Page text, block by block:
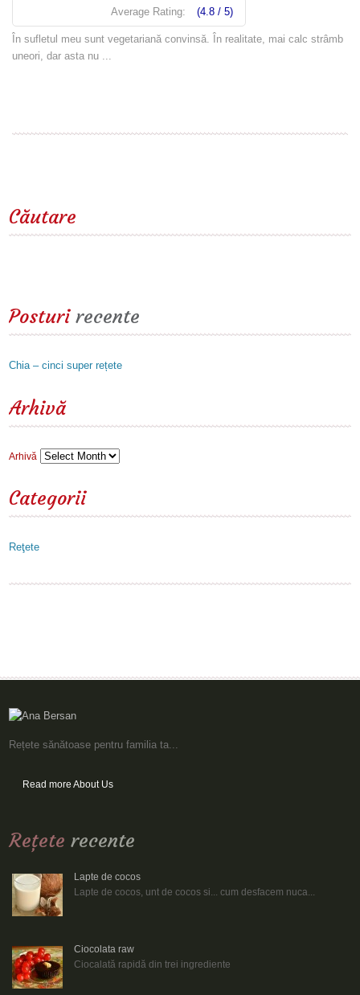
Average Rating: (4.8 / 5)
În sufletul meu sunt vegetariană convinsă. În realitate, mai calc strâmb
uneori, dar asta nu ...
Căutare
Posturirecente
Chia – cinci super rețete
Arhivă
Arhivă
Categorii
Reţete
Rețete sănătoase pentru familia ta...
Read more About Us
Reţete recente
Lapte de cocos
Lapte de cocos, unt de cocos si... cum desfacem nuca...
Ciocolata raw
Ciocalată rapidă din trei ingrediente